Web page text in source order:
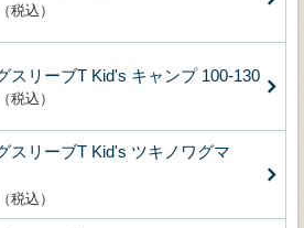
税込）
スリーブT Kid's キャンプ 100-130
税込）
スリーブT Kid's ツキノワグマ
税込）